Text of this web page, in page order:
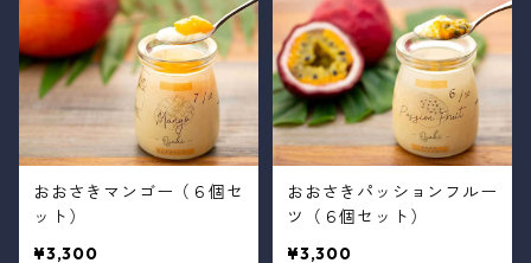
おおさきマンゴー（６個セ
ット）
¥3,300
おおさきパッションフルー
ツ（６個セット）
¥3,300